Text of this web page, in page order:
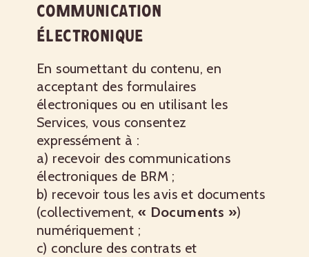
COMMUNICATION
ÉLECTRONIQUE
En soumettant du contenu, en
acceptant des formulaires
électroniques ou en utilisant les
Services, vous consentez
expressément à :
a) recevoir des communications
électroniques de BRM ;
b) recevoir tous les avis et documents
(collectivement, « Documents »)
numériquement ;
c) conclure des contrats et